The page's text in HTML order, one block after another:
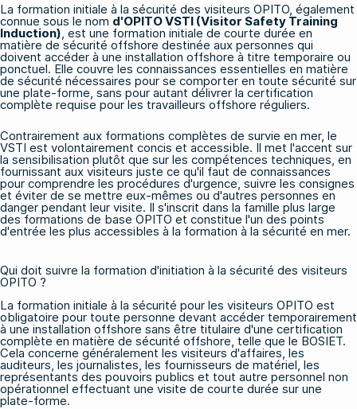
La formation initiale à la sécurité des visiteurs OPITO, également
connue sous le nom d'OPITO VSTI (Visitor Safety Training
Induction) , est une formation initiale de courte durée en
matière de sécurité offshore destinée aux personnes qui
doivent accéder à une installation offshore à titre temporaire ou
ponctuel. Elle couvre les connaissances essentielles en matière
de sécurité nécessaires pour se comporter en toute sécurité sur
une plate-forme, sans pour autant délivrer la certification
complète requise pour les travailleurs offshore réguliers.
Contrairement aux formations complètes de survie en mer, le
VSTI est volontairement concis et accessible. Il met l'accent sur
la sensibilisation plutôt que sur les compétences techniques, en
fournissant aux visiteurs juste ce qu'il faut de connaissances
pour comprendre les procédures d'urgence, suivre les consignes
et éviter de se mettre eux-mêmes ou d'autres personnes en
danger pendant leur visite. Il s'inscrit dans la famille plus large
des formations de base OPITO et constitue l'un des points
d'entrée les plus accessibles à la formation à la sécurité en mer.
Qui doit suivre la formation d'initiation à la sécurité des visiteurs
OPITO ?
La formation initiale à la sécurité pour les visiteurs OPITO est
obligatoire pour toute personne devant accéder temporairement
à une installation offshore sans être titulaire d'une certification
complète en matière de sécurité offshore, telle que le BOSIET.
Cela concerne généralement les visiteurs d'affaires, les
auditeurs, les journalistes, les fournisseurs de matériel, les
représentants des pouvoirs publics et tout autre personnel non
opérationnel effectuant une visite de courte durée sur une
plate-forme.